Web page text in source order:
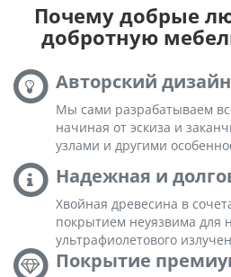
Почему добрые
добротную
Авторский дизайн
Мы сами разрабатываем
начиная от эскиза и
узлами и другими
Надежная и
Хвойная древесина в
покрытием неуязвима для
ультрафиолетового
Покрытие